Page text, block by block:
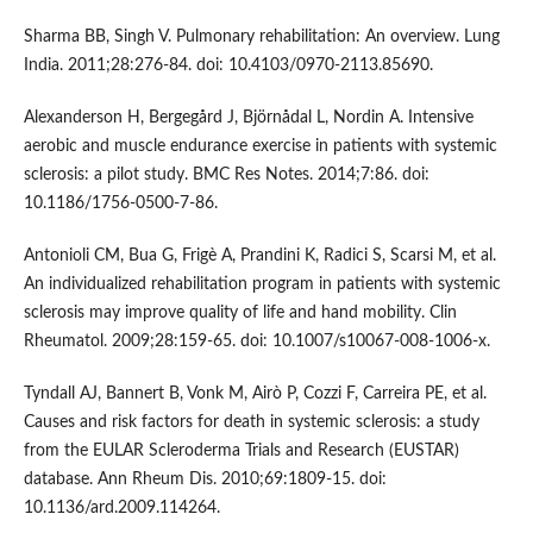
Sharma BB, Singh V. Pulmonary rehabilitation: An overview. Lung
India. 2011;28:276-84. doi: 10.4103/0970-2113.85690.
Alexanderson H, Bergegård J, Björnådal L, Nordin A. Intensive
aerobic and muscle endurance exercise in patients with systemic
sclerosis: a pilot study. BMC Res Notes. 2014;7:86. doi:
10.1186/1756-0500-7-86.
Antonioli CM, Bua G, Frigè A, Prandini K, Radici S, Scarsi M, et al.
An individualized rehabilitation program in patients with systemic
sclerosis may improve quality of life and hand mobility. Clin
Rheumatol. 2009;28:159-65. doi: 10.1007/s10067-008-1006-x.
Tyndall AJ, Bannert B, Vonk M, Airò P, Cozzi F, Carreira PE, et al.
Causes and risk factors for death in systemic sclerosis: a study
from the EULAR Scleroderma Trials and Research (EUSTAR)
database. Ann Rheum Dis. 2010;69:1809-15. doi:
10.1136/ard.2009.114264.